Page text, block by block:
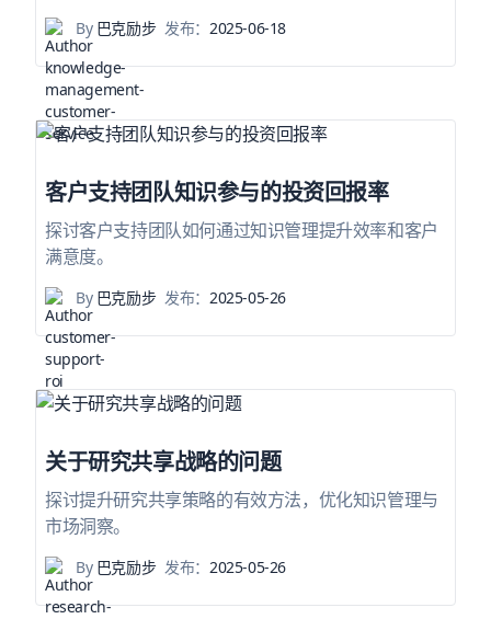
By巴克励步 发布：2025-06-18
客户支持团队知识参与的投资回报率
探讨客户支持团队如何通过知识管理提升效率和客户
满意度。
By巴克励步 发布：2025-05-26
关于研究共享战略的问题
探讨提升研究共享策略的有效方法，优化知识管理与
市场洞察。
By巴克励步 发布：2025-05-26